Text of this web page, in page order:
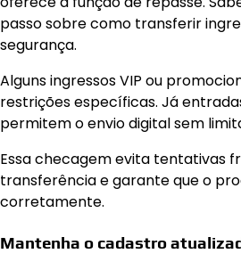
passo sobre como transferir
segurança.
Alguns ingressos VIP ou
restrições específicas. Já
permitem o envio digital sem
Essa checagem evita tentativas
transferência e garante que o
corretamente.
Mantenha o cadastro